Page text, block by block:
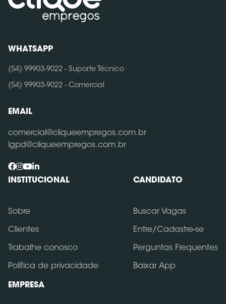
WHATSAPP
(54) 99903-9022 - Suporte Técnico
(54) 99903-9022 - Comercial
EMAIL
comercial@cliqueempregos.com.br
lgpd@cliqueempregos.com.br
INSTITUCIONAL
Sobre
Clientes
Trabalhe conosco
Política de privacidade
CANDIDATO
Buscar Vagas
Entre/Cadastre-se
Perguntas Frequentes
Baixar App
EMPRESA